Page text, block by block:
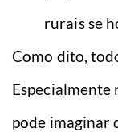
rurais se
Como dito,
Especialmente
pode imaginar